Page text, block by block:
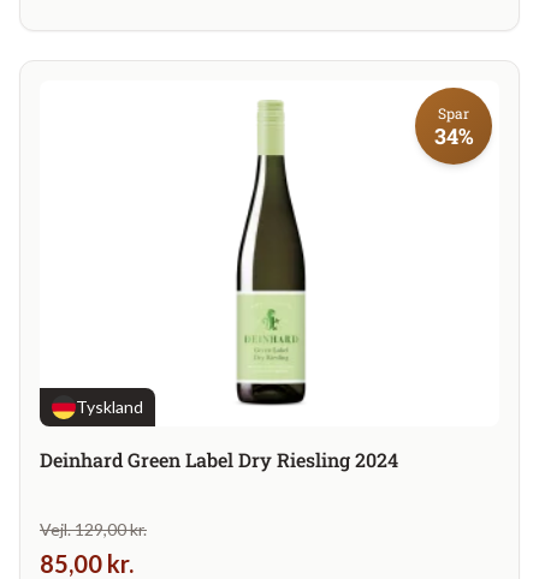
Spar
34%
Tyskland
Deinhard Green Label Dry Riesling 2024
Vejl. 129,00 kr.
85,00 kr.